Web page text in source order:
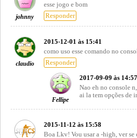
johnny
esse jogo e bom
Responder
claudio
2015-12-01 às 15:41
como uso esse comando no
Responder
Fellipe
2017-09-09 às 14:57
Nao eh no console
ai la tem opções de
2015-11-12 às 15:58
Boa Lkv! Vou usar a -high, ver se